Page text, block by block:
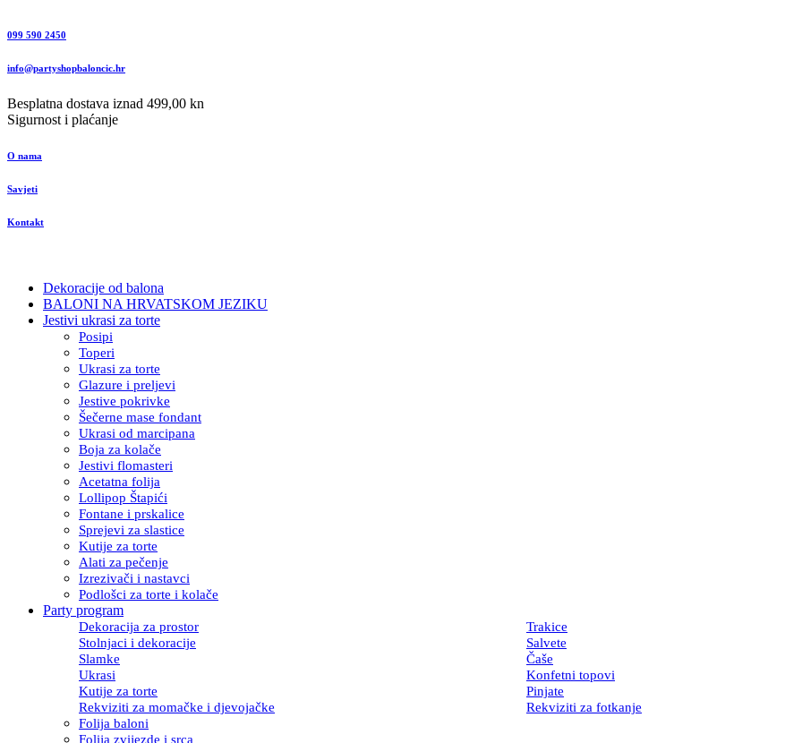
099 590 2450
info@partyshopbaloncic.hr
Besplatna dostava iznad 499,00 kn
Sigurnost i plaćanje
O nama
Savjeti
Kontakt
Dekoracije od balona
BALONI NA HRVATSKOM JEZIKU
Jestivi ukrasi za torte
Posipi
Toperi
Ukrasi za torte
Glazure i preljevi
Jestive pokrivke
Šečerne mase fondant
Ukrasi od marcipana
Boja za kolače
Jestivi flomasteri
Acetatna folija
Lollipop Štapići
Fontane i prskalice
Sprejevi za slastice
Kutije za torte
Alati za pečenje
Izrezivači i nastavci
Podlošci za torte i kolače
Party program
Dekoracija za prostor
Trakice
Stolnjaci i dekoracije
Salvete
Slamke
Čaše
Ukrasi
Konfetni topovi
Kutije za torte
Pinjate
Rekviziti za momačke i djevojačke
Rekviziti za fotkanje
Folija baloni
Folija zvijezde i srca